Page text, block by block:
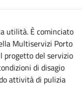
utilità. È cominciato
Multiservizi Porto
progetto del servizio
di disagio
attività di pulizia